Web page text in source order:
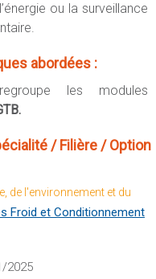
ou la surveillance
abordées :
les modules
/ Filière / Option
de l'environnement et du
Froid et Conditionnement
2025